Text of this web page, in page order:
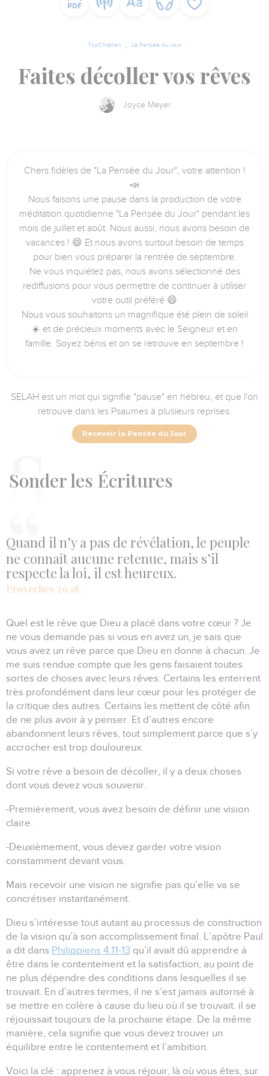
TopChrétien La Pensée du Jour
Faites décoller vos rêves
Joyce Meyer
Chers fidèles de "La Pensée du Jour", votre attention !
📣
Nous faisons une pause dans la production de votre
méditation quotidienne "La Pensée du Jour" pendant les
mois de juillet et août. Nous aussi, nous avons besoin de
vacances ! 😄 Et nous avons surtout besoin de temps
pour bien vous préparer la rentrée de septembre.
Ne vous inquiétez pas, nous avons sélectionné des
rediffusions pour vous permettre de continuer à utiliser
votre outil préféré 😄
Nous vous souhaitons un magnifique été plein de soleil
☀️ et de précieux moments avec le Seigneur et en
famille. Soyez bénis et on se retrouve en septembre !
SELAH est un mot qui signifie "pause" en hébreu, et que l'on
retrouve dans les Psaumes à plusieurs reprises.
Recevoir la Pensée du Jour
Sonder les Écritures
Quand il n’y a pas de révélation, le peuple
ne connaît aucune retenue, mais s’il
respecte la loi, il est heureux.
Proverbes 29.18
Quel est le rêve que Dieu a placé dans votre cœur ? Je
ne vous demande pas si vous en avez un, je sais que
vous avez un rêve parce que Dieu en donne à chacun. Je
me suis rendue compte que les gens faisaient toutes
sortes de choses avec leurs rêves. Certains les enterrent
très profondément dans leur cœur pour les protéger de
la critique des autres. Certains les mettent de côté afin
de ne plus avoir à y penser. Et d’autres encore
abandonnent leurs rêves, tout simplement parce que s’y
accrocher est trop douloureux.
Si votre rêve a besoin de décoller, il y a deux choses
dont vous devez vous souvenir.
-Premièrement, vous avez besoin de définir une vision
claire.
-Deuxièmement, vous devez garder votre vision
constamment devant vous.
Mais recevoir une vision ne signifie pas qu’elle va se
concrétiser instantanément.
Dieu s’intéresse tout autant au processus de construction
de la vision qu’à son accomplissement final. L’apôtre Paul
a dit dans Philippiens 4.11-13 qu’il avait dû apprendre à
être dans le contentement et la satisfaction, au point de
ne plus dépendre des conditions dans lesquelles il se
trouvait. En d’autres termes, il ne s’est jamais autorisé à
se mettre en colère à cause du lieu où il se trouvait. il se
réjouissait toujours de la prochaine étape. De la même
manière, cela signifie que vous devez trouver un
équilibre entre le contentement et l’ambition.
Voici la clé : apprenez à vous réjouir, là où vous êtes, sur